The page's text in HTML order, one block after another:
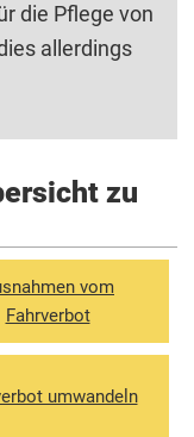
die Pflege von
allerdings
zu
vom
Fahrverbot
umwandeln